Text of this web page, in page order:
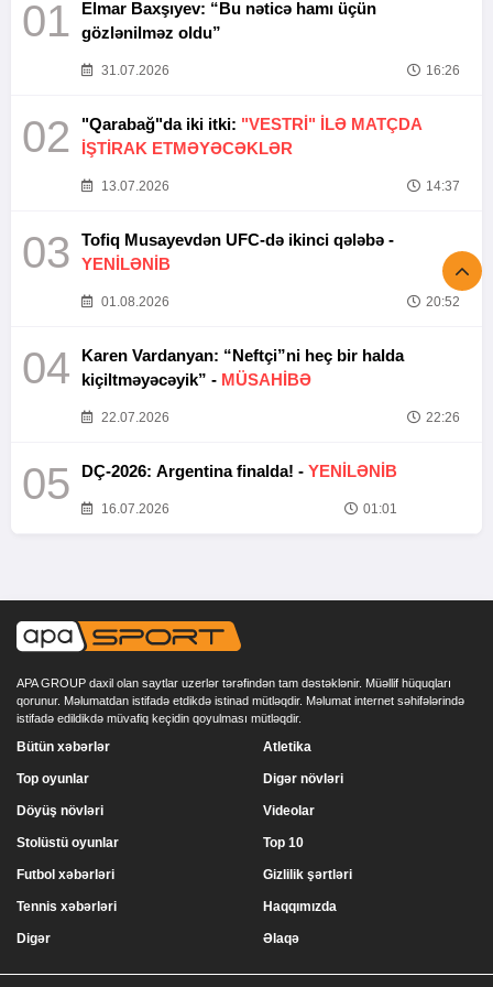
01
Elmar Baxşıyev: “Bu nəticə hamı üçün
gözlənilməz oldu”
31.07.2026 16:26
02 "Qarabağ"da iki itki: "VESTRİ" İLƏ MATÇDA
İŞTİRAK ETMƏYƏCƏKLƏR
13.07.2026 14:37
03
Tofiq Musayevdən UFC-də ikinci qələbə -
YENİLƏNİB
01.08.2026 20:52
04
Karen Vardanyan: “Neftçi”ni heç bir halda
kiçiltməyəcəyik” - MÜSAHİBƏ
22.07.2026 22:26
05 DÇ-2026: Argentina finalda! - YENİLƏNİB
16.07.2026 01:01
APA GROUP daxil olan saytlar uzerlər tərəfindən tam dəstəklənir. Müəllif hüquqları
qorunur. Məlumatdan istifadə etdikdə istinad mütləqdir. Məlumat internet səhifələrində
istifadə edildikdə müvafiq keçidin qoyulması mütləqdir.
Bütün xəbərlər
Top oyunlar
Döyüş növləri
Stolüstü oyunlar
Atletika
Digər növləri
Videolar
Top 10
Futbol xəbərləri
Tennis xəbərləri
Digər
Gizlilik şərtləri
Haqqımızda
Əlaqə